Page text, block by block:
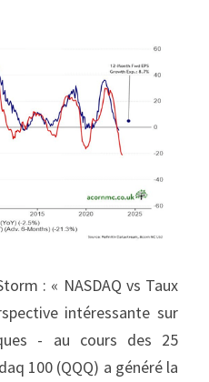
: « NASDAQ vs Taux
intéressante sur
- au cours des 25
100 (QQQ) a généré la